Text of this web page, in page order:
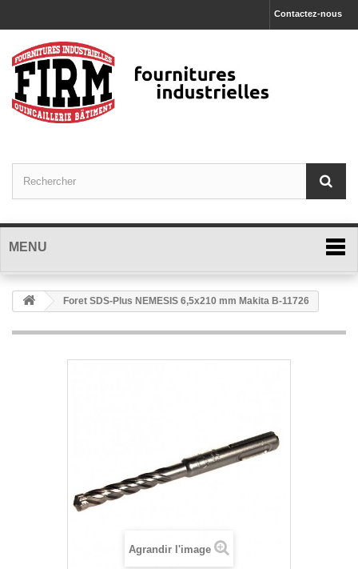
Contactez-nous
MENU
Foret SDS-Plus NEMESIS 6,5x210 mm Makita B-11726
Agrandir l'image